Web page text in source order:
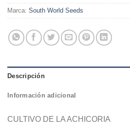
Marca: South World Seeds
Descripción
Información adicional
CULTIVO DE LA ACHICORIA